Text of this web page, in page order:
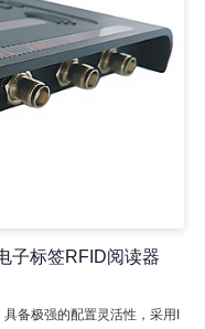
子标签RFID阅读器
备极强的配置灵活性，采用I